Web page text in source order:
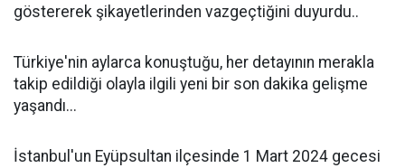
göstererek şikayetlerinden vazgeçtiğini duyurdu..
Türkiye'nin aylarca konuştuğu, her detayının merakla
takip edildiği olayla ilgili yeni bir son dakika gelişme
yaşandı...
İstanbul'un Eyüpsultan ilçesinde 1 Mart 2024 gecesi